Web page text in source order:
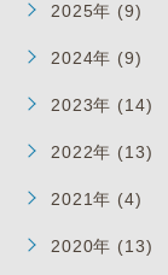
2025年 (9)
2024年 (9)
2023年 (14)
2022年 (13)
2021年 (4)
2020年 (13)